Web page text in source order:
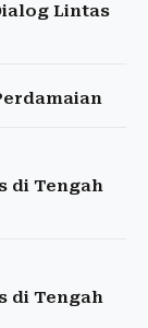
Lintas
di Tengah
di Tengah